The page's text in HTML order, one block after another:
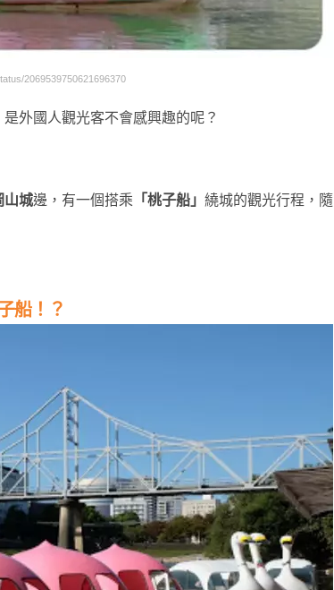
2069539750621696370
外國人觀光客不會感興趣的呢？
山城邊，有一個搭乘 「桃子船」 繞城的觀光行程，隨
船！？